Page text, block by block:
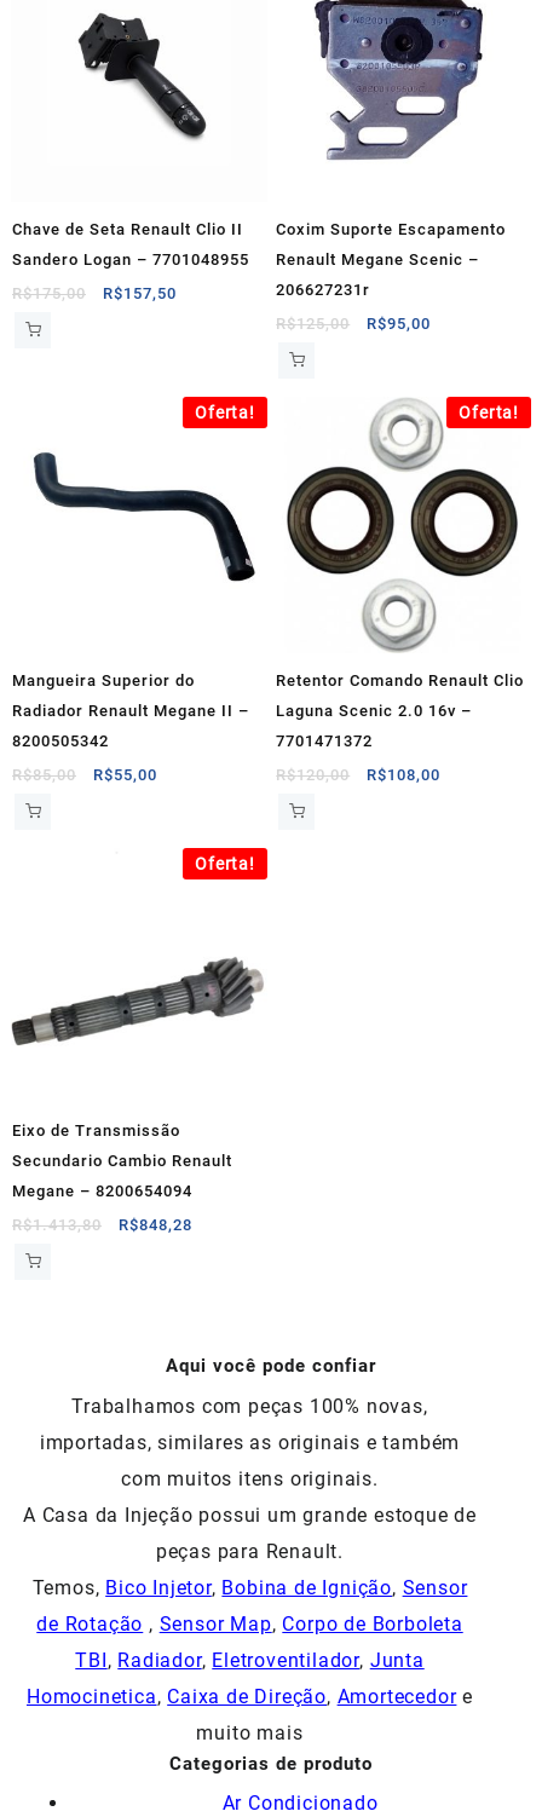
Chave de Seta Renault Clio II
Sandero Logan – 7701048955
R$175,00
O
R$157,50
R$157,50.
Coxim Suporte Escapamento
Renault Megane Scenic –
206627231r
R$125,00
O
era:
R$125,00.
R$95,00
R$95,00.
Oferta!
Mangueira Superior do
Radiador Renault Megane II –
8200505342
R$85,00
O
R$55,00
R$55,00.
Oferta!
Retentor Comando Renault Clio
Laguna Scenic 2.0 16v –
7701471372
R$120,00
O
R$108,00
Oferta!
Eixo de Transmissão
Secundario Cambio Renault
Megane – 8200654094
R$1.413,80
O
R$848,28
Aqui você pode confiar
Trabalhamos com peças 100% novas,
importadas, similares as originais e também
com muitos itens originais.
A Casa da Injeção possui um grande estoque de
peças para Renault.
Temos, Bico Injetor, Bobina de Ignição, Sensor
de Rotação , Sensor Map, Corpo de Borboleta
TBI, Radiador, Eletroventilador, Junta
Homocinetica, Caixa de Direção, Amortecedore
muito mais
Categorias de produto
Ar Condicionado